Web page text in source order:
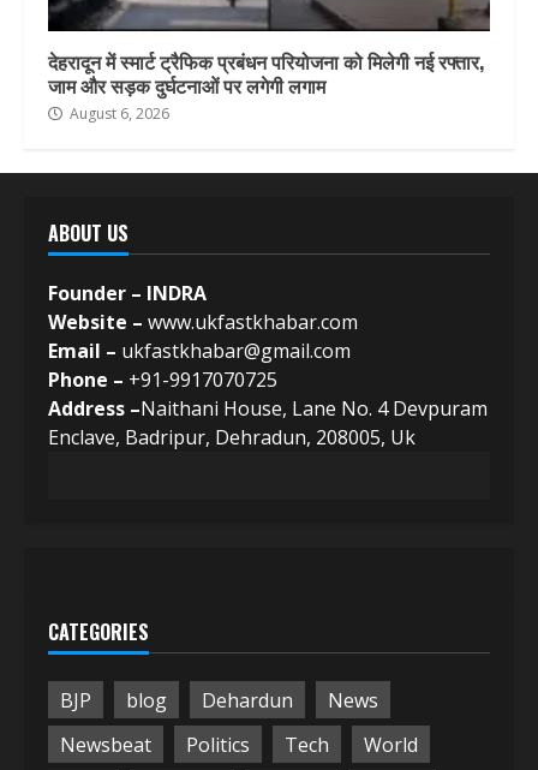
देहरादून में स्मार्ट ट्रैफिक प्रबंधन परियोजना को मिलेगी नई रफ्तार,
जाम और सड़क दुर्घटनाओं पर लगेगी लगाम
August 6, 2026
ABOUT US
Founder – INDRA
Website – www.ukfastkhabar.com
Email – ukfastkhabar@gmail.com
Phone – +91-9917070725
Address –Naithani House, Lane No. 4 Devpuram
Enclave, Badripur, Dehradun, 208005, Uk
CATEGORIES
BJP blog Dehardun
News
Newsbeat
Politics Tech
World